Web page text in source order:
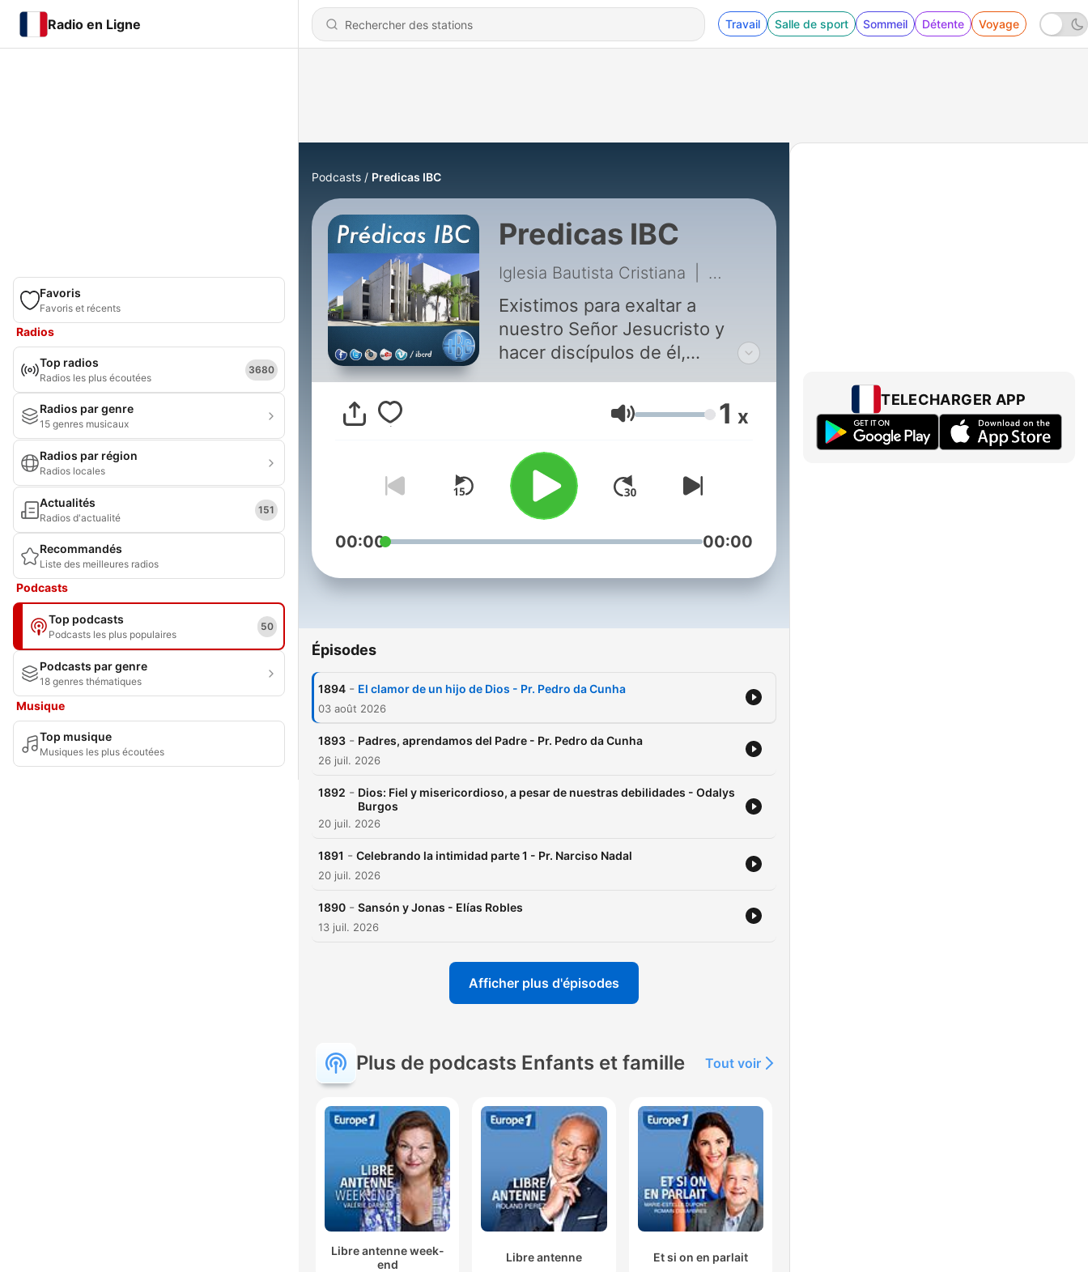
Radio en Ligne Travail Salle de sport Sommeil Détente Voyage
Favoris
Favoris et récents
Radios
Top radios
Radios les plus écoutées
3680
Radios par genre
15 genres musicaux
Radios par région
Radios locales
Actualités
Radios d'actualité
151
Recommandés
Liste des meilleures radios
Podcasts
Top podcasts
Podcasts les plus populaires
50
Podcasts par genre
18 genres thématiques
Musique
Top musique
Musiques les plus écoutées
Podcasts Predicas IBC
Predicas IBC
Iglesia Bautista Cristiana 1894 - El clamor de un hijo de Dios - Pr. Pedro
Existimos para exaltar a
nuestro Señor Jesucristo y
hacer discípulos de él,
dependencia de la persona del
Espíritu Santo, siendo fieles a
Dios, adorándole acorde con
Su santidad y majestuosidad,
esperando alerta la venida de
su Hijo Jesucristo.
Volume 1 x
00:00 00:00
Épisodes
1894 - El clamor de un hijo de Dios - Pr. Pedro da Cunha
03 août 2026
1893 - Padres, aprendamos del Padre - Pr. Pedro da Cunha
26 juil. 2026
1892 - Dios: Fiel y misericordioso, a pesar de nuestras debilidades - Odalys
Burgos
20 juil. 2026
1891 - Celebrando la intimidad parte 1 - Pr. Narciso Nadal
20 juil. 2026
1890 - Sansón y Jonas - Elías Robles
13 juil. 2026
Afficher plus d'épisodes
Plus de podcasts Enfants et famille Tout voir
Libre antenne week-
end
Libre antenne Et si on en parlait
TELECHARGER APP